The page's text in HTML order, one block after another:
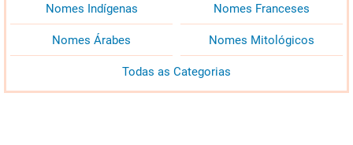
Nomes Indígenas Nomes Franceses
Nomes Árabes Nomes Mitológicos
Todas as Categorias